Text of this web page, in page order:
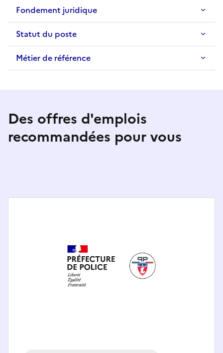
Fondement juridique
Statut du poste
Métier de référence
Des offres d'emplois
recommandées pour vous